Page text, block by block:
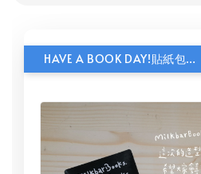
HAVE A BOOK DAY!貼紙包加價購